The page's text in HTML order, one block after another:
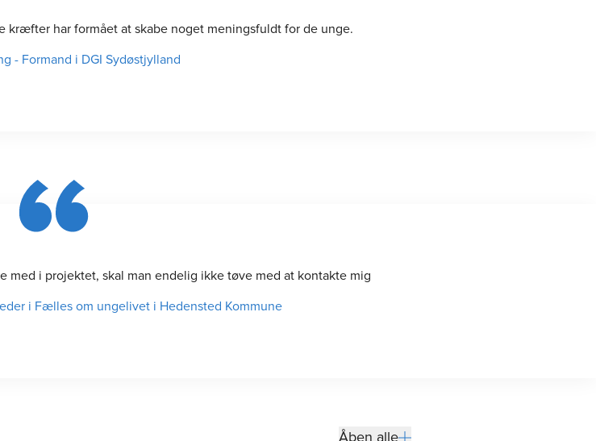
kræfter har formået at skabe noget meningsfuldt for de unge.
- Formand i DGI Sydøstjylland
med i projektet, skal man endelig ikke tøve med at kontakte mig
i Fælles om ungelivet i Hedensted Kommune
Åben alle